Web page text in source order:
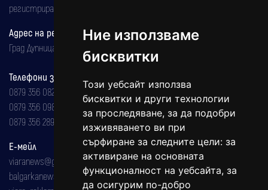
Ние използваме
бисквитки
Този уебсайт използва
бисквитки и други технологии
за проследяване, за да подобри
изживяването ви при
сърфиране за следните цели: за
активиране на основната
функционалност на уебсайта, за
да осигурим по-добро
регистрирана на 08.05.2002 година.
Адрес на редакцията
Град Дупница, ул.''Христо Ботев" 43
Телефони за реклама и абонаменти
0879 356 082
0879 356 098
0879 356 289
Е-мейл
viaranews@gmail.com
balgarkanews@gmail.com